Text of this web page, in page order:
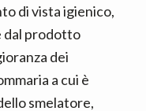
di vista igienico,
dal prodotto
dei
a cui è
smelatore,